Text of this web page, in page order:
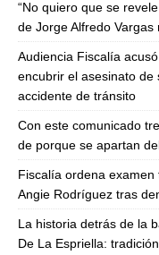
“No quiero que se
de Jorge Alfredo Vargas
Audiencia Fiscalía
encubrir el asesinato de
accidente de tránsito
Con este comunicado
de porque se apartan
Fiscalía ordena
Angie Rodríguez tras
La historia detrás de la
De La Espriella: